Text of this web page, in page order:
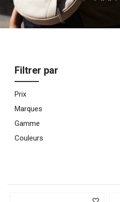
Filtrer par
Prix
Marques
Gamme
Couleurs